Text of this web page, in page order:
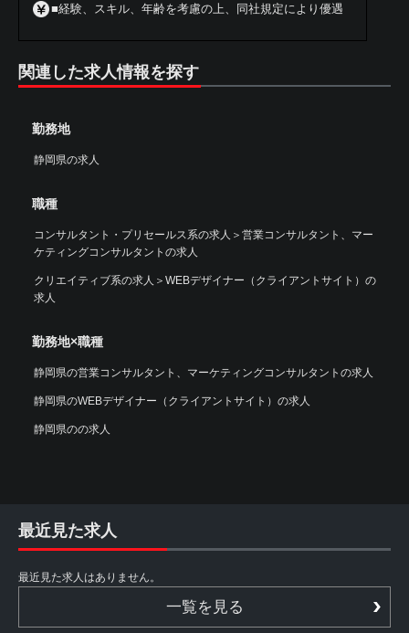
■経験、スキル、年齢を考慮の上、同社規定により優遇
関連した求人情報を探す
勤務地
静岡県の求人
職種
コンサルタント・プリセールス系の求人 ＞ 営業コンサルタント、マー
ケティングコンサルタントの求人
クリエイティブ系の求人 ＞ WEBデザイナー（クライアントサイト）の
求人
勤務地×職種
静岡県の営業コンサルタント、マーケティングコンサルタントの求人
静岡県のWEBデザイナー（クライアントサイト）の求人
静岡県のの求人
最近見た求人
最近見た求人はありません。
一覧を見る